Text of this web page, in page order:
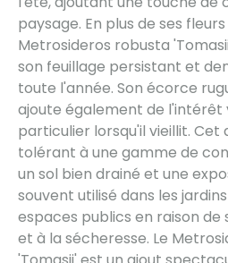
paysage. En plus de ses
Metrosideros robusta
son feuillage persistant et
toute l'année. Son écorce
ajoute également de l'intérêt
particulier lorsqu'il vieillit.
tolérant à une gamme de
un sol bien drainé et une
souvent utilisé dans les
espaces publics en raison de
et à la sécheresse. Le